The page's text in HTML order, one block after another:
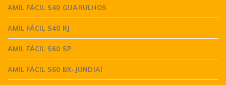
AMIL FÁCIL S40 GUARULHOS
AMIL FÁCIL S40 RJ
AMIL FÁCIL S60 SP
AMIL FÁCIL S60 BX-JUNDIAÍ